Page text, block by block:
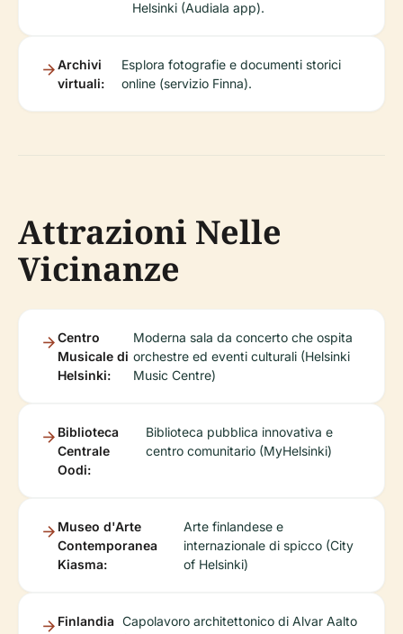
Helsinki (Audiala app).
Archivi
virtuali:
Esplora fotografie e documenti storici
online (servizio Finna).
Attrazioni Nelle
Vicinanze
Centro
Musicale di
Helsinki:
Moderna sala da concerto che ospita
orchestre ed eventi culturali (Helsinki
Music Centre)
Biblioteca
Centrale
Oodi:
Biblioteca pubblica innovativa e
centro comunitario (MyHelsinki)
Museo d'Arte
Contemporanea
Kiasma:
Arte finlandese e
internazionale di spicco (City
of Helsinki)
Finlandia Capolavoro architettonico di Alvar Aalto